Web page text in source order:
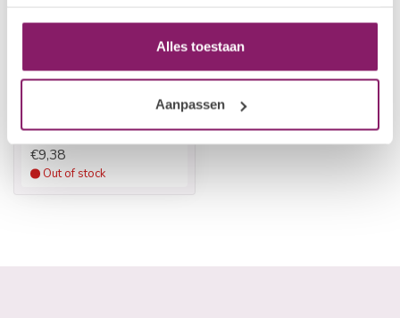
Alles toestaan
Aanpassen
€9,38
Out of stock